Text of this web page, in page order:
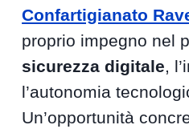
Confartigianato
proprio impegno nel
sicurezza digitale,
l’autonomia
Un’opportunità